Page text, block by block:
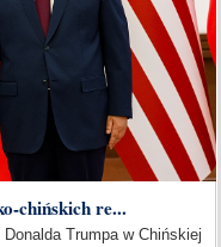
chińskich re...
Trumpa w Chińskiej